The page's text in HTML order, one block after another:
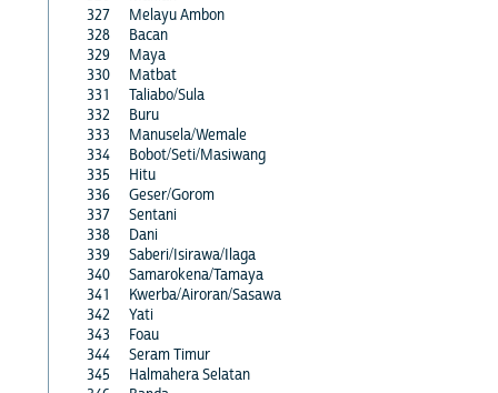
327
Melayu Ambon
328
Bacan
329
Maya
330
Matbat
331
Taliabo/Sula
332
Buru
333
Manusela/Wemale
334
Bobot/Seti/Masiwang
335
Hitu
336
Geser/Gorom
337
Sentani
338
Dani
339
Saberi/Isirawa/Ilaga
340
Samarokena/Tamaya
341
Kwerba/Airoran/Sasawa
342
Yati
343
Foau
344
Seram Timur
345
Halmahera Selatan